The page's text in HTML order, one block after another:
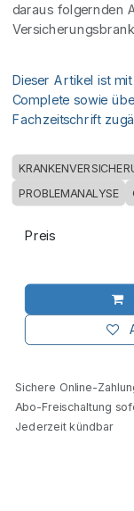
daraus folgernden
Dieser Artikel ist
Complete sowie
Fachzeitschrift
PROBLEMANALYSE
Preis
Sichere Online-
Abo-Freischaltung
Jederzeit kündbar